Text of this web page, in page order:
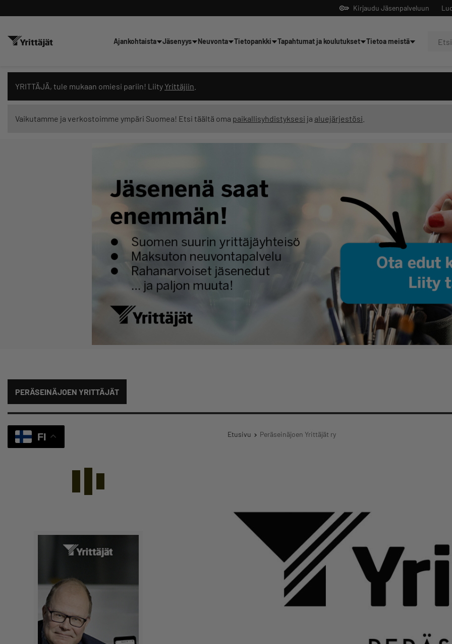
Kirjaudu Jäsenpalveluun
Ajankohtaista Jäsenyys Neuvonta Tietopankki Tapahtumat ja koulutukset Tietoa meistä
YRITTÄJÄ, tule mukaan omiesi pariin! Liity Yrittäjiin
Vaikutamme ja verkostoimme ympäri Suomea! Etsi täältä oma paikallisyhdistyksesi ja aluejärjestösi
PERÄSEINÄJOEN YRITTÄJÄT
FI Etusivu Peräseinäjoen Yrittäjät ry
Hae sivustolta tai kysy suoraan Yrittäjien tekoälyltä